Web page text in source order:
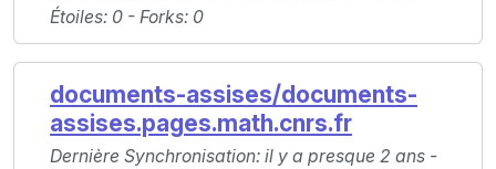
Étoiles: 0 - Forks: 0
documents-assises/documents-
assises.pages.math.cnrs.fr
Dernière Synchronisation: il y a presque 2 ans -